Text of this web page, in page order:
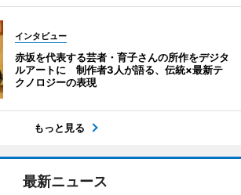
インタビュー
赤坂を代表する芸者・育子さんの所作をデジタ
ルアートに 制作者3人が語る、伝統×最新テ
クノロジーの表現
もっと見る
最新ニュース